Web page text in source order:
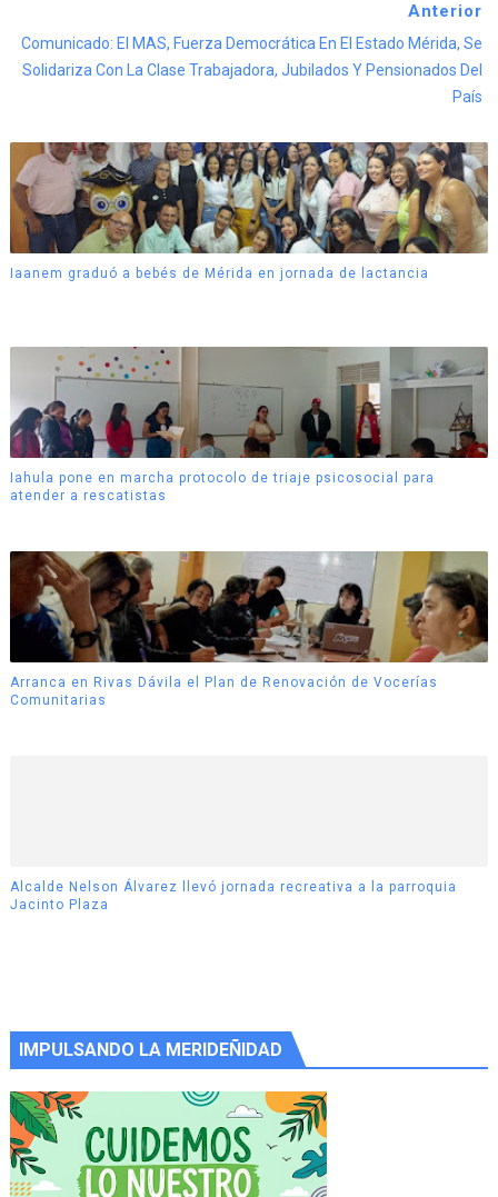
Anterior
Comunicado: El MAS, Fuerza Democrática En El Estado Mérida, Se
Solidariza Con La Clase Trabajadora, Jubilados Y Pensionados Del
País
Iaanem graduó a bebés de Mérida en jornada de lactancia
Iahula pone en marcha protocolo de triaje psicosocial para
atender a rescatistas
Arranca en Rivas Dávila el Plan de Renovación de Vocerías
Comunitarias
Alcalde Nelson Álvarez llevó jornada recreativa a la parroquia
Jacinto Plaza
IMPULSANDO LA MERIDEÑIDAD